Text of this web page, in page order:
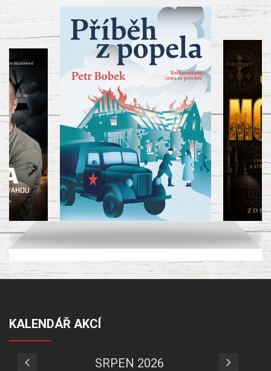
KALENDÁŘ AKCÍ
SRPEN 2026